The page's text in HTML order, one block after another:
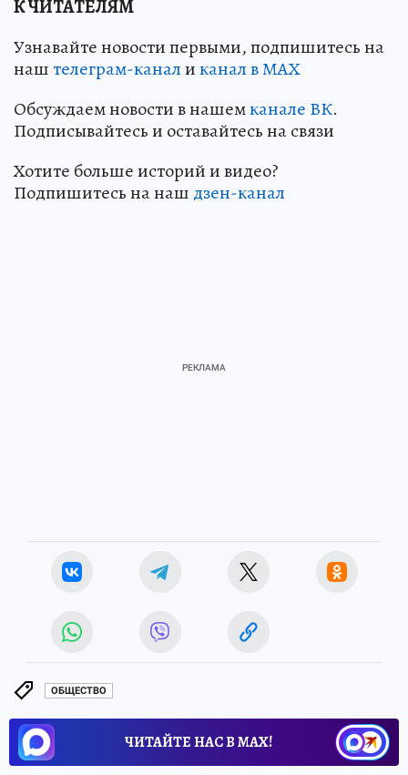
К ЧИТАТЕЛЯМ
Узнавайте новости первыми, подпишитесь на
наштелеграм-каналиканал в МАХ
Обсуждаем новости в нашемканале ВК.
Подписывайтесь и оставайтесь на связи
Хотите больше историй и видео?
Подпишитесь на наш дзен-канал
ОБЩЕСТВО
ЧИТАЙТЕ НАС В МАХ!